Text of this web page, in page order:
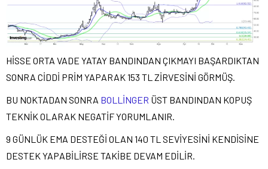
HİSSE ORTA VADE YATAY BANDINDAN ÇIKMAYI BAŞARDIKTAN
SONRA CİDDİ PRİM YAPARAK 153 TL ZİRVESİNİ GÖRMÜŞ.
BU NOKTADAN SONRA BOLLİNGER ÜST BANDINDAN KOPUŞ
TEKNİK OLARAK NEGATİF YORUMLANIR.
9 GÜNLÜK EMA DESTEĞİ OLAN 140 TL SEVİYESİNİ KENDİSİNE
DESTEK YAPABİLİRSE TAKİBE DEVAM EDİLİR.